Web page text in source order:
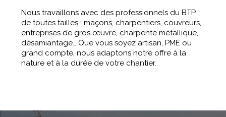
Nous travaillons avec des professionnels du BTP
de toutes tailles : maçons, charpentiers, couvreurs,
entreprises de gros œuvre, charpente métallique,
désamiantage… Que vous soyez artisan, PME ou
grand compte, nous adaptons notre offre à la
nature et à la durée de votre chantier.